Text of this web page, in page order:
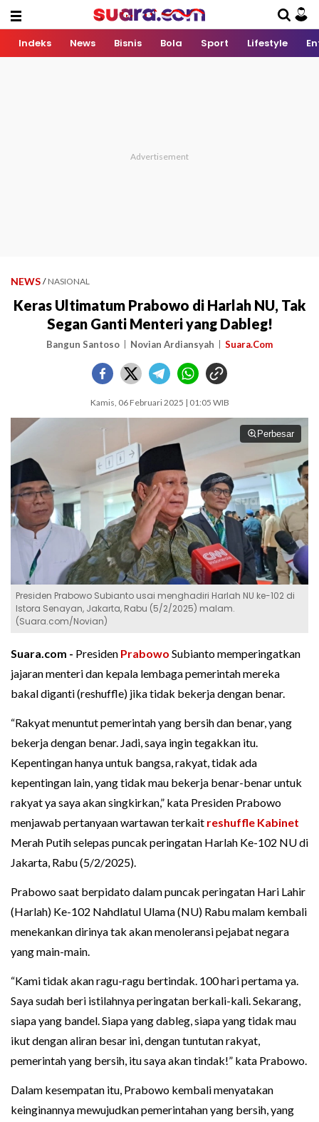
Indeks News Bisnis Bola Sport Lifestyle
NEWS / NASIONAL
Keras Ultimatum Prabowo di Harlah NU, Tak
Segan Ganti Menteri yang Dableg!
Bangun Santoso Novian Ardiansyah Suara.Com
Kamis, 06 Februari 2025 | 01:05 WIB
Perbesar
Presiden Prabowo Subianto usai menghadiri Harlah NU ke-102 di
Istora Senayan, Jakarta, Rabu (5/2/2025) malam.
(Suara.com/Novian)
Suara.com - Presiden Prabowo Subianto memperingatkan
jajaran menteri dan kepala lembaga pemerintah mereka
bakal diganti (reshuffle) jika tidak bekerja dengan benar.
“Rakyat menuntut pemerintah yang bersih dan benar, yang
bekerja dengan benar. Jadi, saya ingin tegakkan itu.
Kepentingan hanya untuk bangsa, rakyat, tidak ada
kepentingan lain, yang tidak mau bekerja benar-benar untuk
rakyat ya saya akan singkirkan,” kata Presiden Prabowo
menjawab pertanyaan wartawan terkait reshuffle Kabinet
Merah Putih selepas puncak peringatan Harlah Ke-102 NU di
Jakarta, Rabu (5/2/2025).
Prabowo saat berpidato dalam puncak peringatan Hari Lahir
(Harlah) Ke-102 Nahdlatul Ulama (NU) Rabu malam kembali
menekankan dirinya tak akan menoleransi pejabat negara
yang main-main.
“Kami tidak akan ragu-ragu bertindak. 100 hari pertama ya.
Saya sudah beri istilahnya peringatan berkali-kali. Sekarang,
siapa yang bandel. Siapa yang dableg, siapa yang tidak mau
ikut dengan aliran besar ini, dengan tuntutan rakyat,
pemerintah yang bersih, itu saya akan tindak!” kata Prabowo.
Dalam kesempatan itu, Prabowo kembali menyatakan
keinginannya mewujudkan pemerintahan yang bersih, yang